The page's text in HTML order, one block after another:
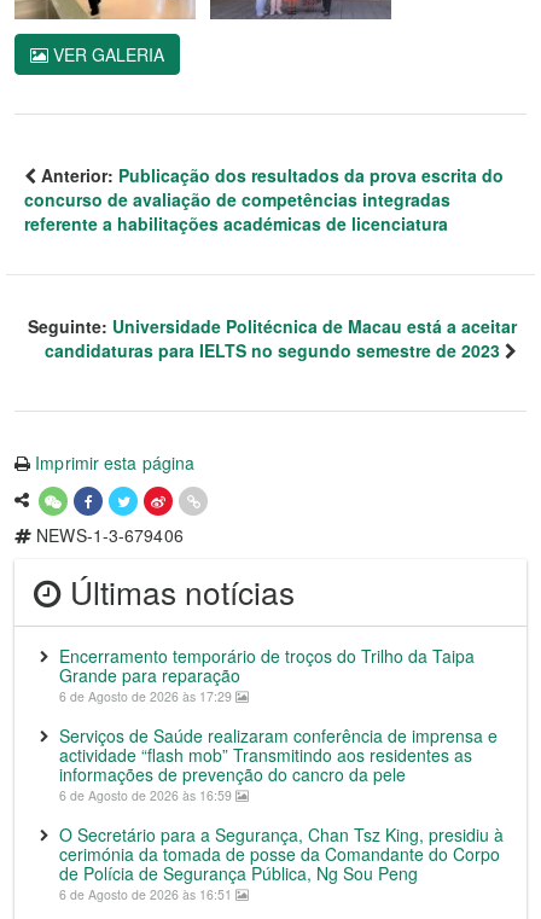
VER GALERIA
Anterior: Publicação dos resultados da prova escrita do
concurso de avaliação de competências integradas
referente a habilitações académicas de licenciatura
Seguinte: Universidade Politécnica de Macau está a aceitar
candidaturas para IELTS no segundo semestre de 2023
Imprimir esta página
NEWS-1-3-679406
Últimas notícias
Encerramento temporário de troços do Trilho da Taipa
Grande para reparação
6 de Agosto de 2026 às 17:29
Serviços de Saúde realizaram conferência de imprensa e
actividade “flash mob” Transmitindo aos residentes as
informações de prevenção do cancro da pele
6 de Agosto de 2026 às 16:59
O Secretário para a Segurança, Chan Tsz King, presidiu à
cerimónia da tomada de posse da Comandante do Corpo
de Polícia de Segurança Pública, Ng Sou Peng
6 de Agosto de 2026 às 16:51